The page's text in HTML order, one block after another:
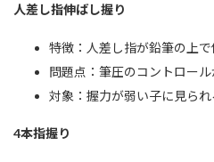
人差し指伸ばし握り
特徴：人差し指が鉛筆の上で
問題点：筆圧のコントロール
対象：握力が弱い子に見られ
4本指握り